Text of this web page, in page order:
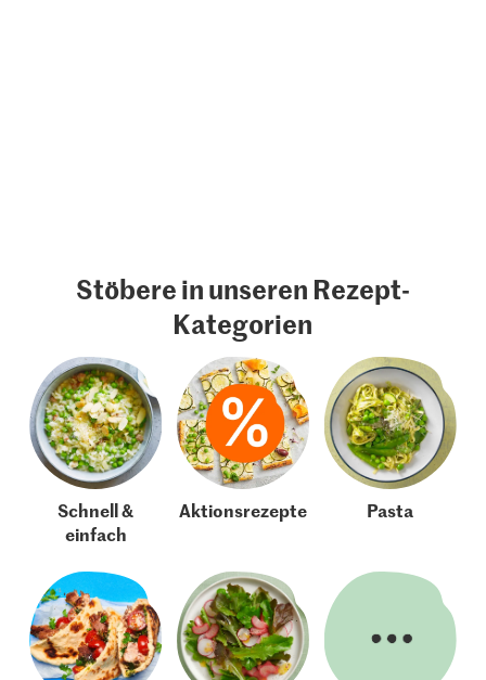
Stöbere in unseren Rezept-
Kategorien
Schnell &
einfach
Aktionsrezepte Pasta